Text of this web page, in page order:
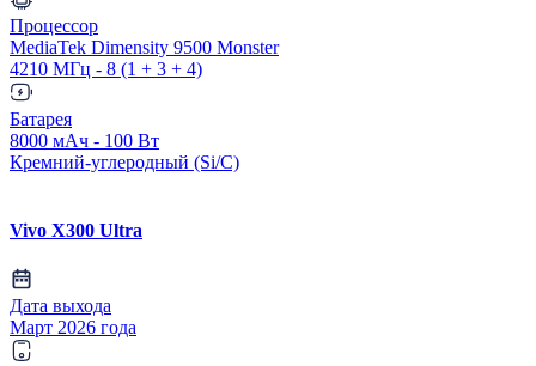
Процессор
MediaTek Dimensity 9500 Monster
4210 МГц - 8 (1 + 3 + 4)
Батарея
8000 мАч - 100 Вт
Кремний-углеродный (Si/C)
Vivo X300 Ultra
Дата выхода
Март 2026 года